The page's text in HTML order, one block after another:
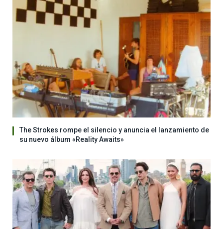
The Strokes rompe el silencio y anuncia el lanzamiento de
su nuevo álbum «Reality Awaits»